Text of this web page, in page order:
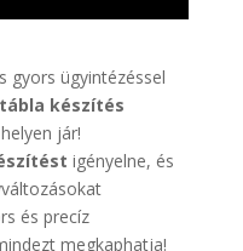
gyors ügyintézéssel
készítés
jár!
igényelne, és
és precíz
megkaphatja!